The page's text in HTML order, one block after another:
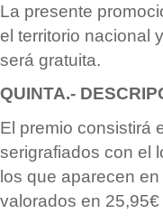
La presente
el territorio nacional
será gratuita.
QUINTA.-
El premio consistirá
serigrafiados con el
los que aparecen
valorados en